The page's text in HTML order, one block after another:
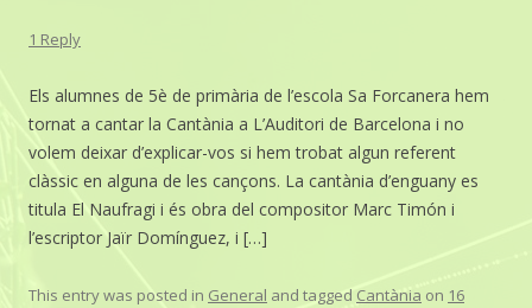
1 Reply
Els alumnes de 5è de primària de l’escola Sa Forcanera hem
tornat a cantar la Cantània a L’Auditori de Barcelona i no
volem deixar d’explicar-vos si hem trobat algun referent
clàssic en alguna de les cançons. La cantània d’enguany es
titula El Naufragi i és obra del compositor Marc Timón i
l’escriptor Jaïr Domínguez, i […]
This entry was posted in General and tagged Cantània on 16